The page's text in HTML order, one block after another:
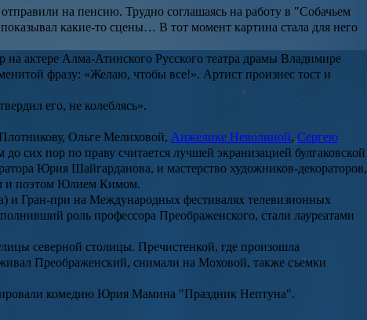
отправили на пенсию. Трудно соглашаясь на работу в "Собачьем
какие-то сцены… В тот момент картина стала для него
на актере Алма-Атинского Русского театра драмы Владимире
фразу: «Желаю, чтобы все!». Артист произнес тост и
его, не колеблясь».
, Ольге Мелиховой, Анжелике Неволиной, Сергею
сих пор по праву считается лучшей экранизацией булгаковской
Юрия Шайгарданова, и мастерство художников-декораторов,
и поэтом Юлием Кимом.
Гран-при на Международных фестивалях телевизионных
роль профессора Преображенского, стали лауреатами
северной столицы. Пречистенкой, где произошла
Преображенский, снимали на Моховой, также съемки
комедию Юрия Мамина "Праздник Нептуна".